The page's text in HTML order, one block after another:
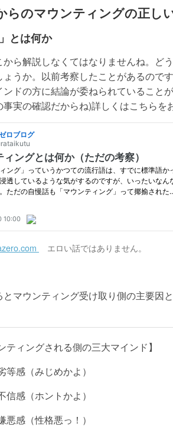
らのマウンティングの正し
とは何か
から解説しなくてはなりませんね。ど
ょうか。以前考察したことがあるので
ンドの方に結論が委ねられていること
実の確認だからね)詳しくはこちらを
エロい話ではありません。
とマウンティング受け取り側の主要因
ティングされる側の三大マインド】
等感（みじめかよ）
信感（ホントかよ）
悪感（性格悪っ！）